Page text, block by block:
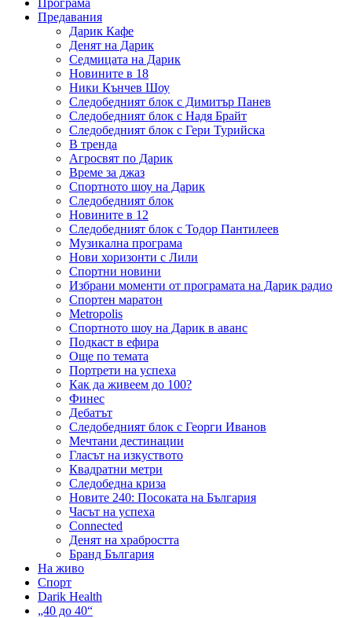
Програма
Предавания
Дарик Кафе
Денят на Дарик
Седмицата на Дарик
Новините в 18
Ники Кънчев Шоу
Следобедният блок с Димитър Панев
Следобедният блок с Надя Брайт
Следобедният блок с Гери Турийска
В тренда
Агросвят по Дарик
Време за джаз
Спортното шоу на Дарик
Следобедният блок
Новините в 12
Следобедният блок с Тодор Пантилеев
Музикална програма
Нови хоризонти с Лили
Спортни новини
Избрани моменти от програмата на Дарик радио
Спортен маратон
Metropolis
Спортното шоу на Дарик в аванс
Подкаст в ефира
Още по темата
Портрети на успеха
Как да живеем до 100?
Финес
Дебатът
Следобедният блок с Георги Иванов
Мечтани дестинации
Гласът на изкуството
Квадратни метри
Следобедна криза
Новите 240: Посоката на България
Часът на успеха
Connected
Денят на храбростта
Бранд България
На живо
Спорт
Darik Health
„40 до 40“